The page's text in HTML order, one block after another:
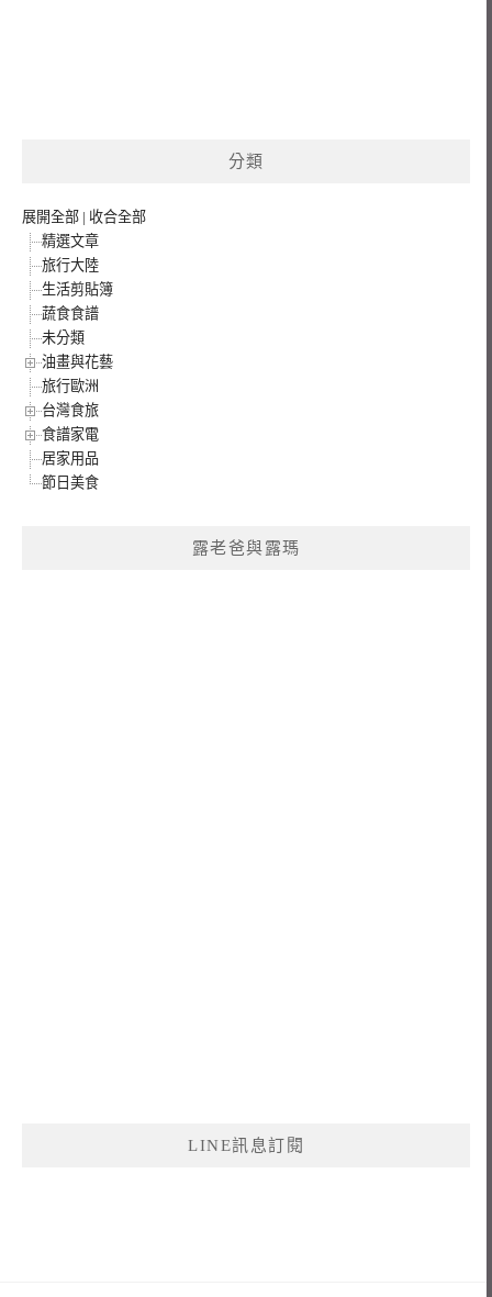
分類
展開全部 | 收合全部
精選文章
旅行大陸
生活剪貼簿
蔬食食譜
未分類
油畫與花藝
旅行歐洲
台灣食旅
食譜家電
居家用品
節日美食
露老爸與露瑪
LINE訊息訂閱